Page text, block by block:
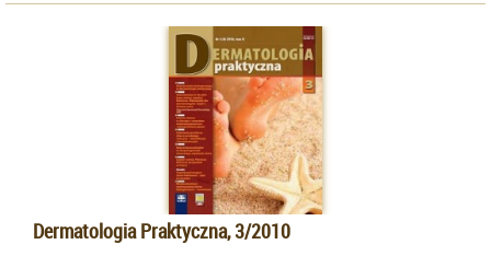
Dermatologia Praktyczna, 3/2010